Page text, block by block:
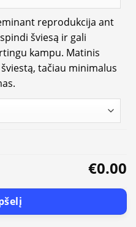
reprodukcija ant
šviesą ir gali
kampu. Matinis
tačiau minimalus
€0.00